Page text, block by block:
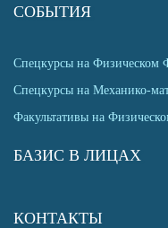
СОБЫТИЯ
Спецкурсы на Физическом
Спецкурсы на Механико-
Факультативы на
БАЗИС В ЛИЦАХ
КОНТАКТЫ